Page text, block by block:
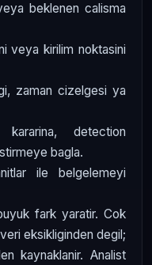
beklenen calisma
veya kirilim noktasini
zaman cizelgesi ya
detection
bagla.
ile belgelemeyi
fark yaratir. Cok
eksikliginden degil;
kaynaklanir. Analist